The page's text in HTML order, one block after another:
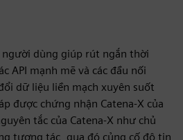
dùng giúp rút ngắn thời
API mạnh mẽ và các đầu nối
dữ liệu liền mạch xuyên suốt
được chứng nhận Catena-X của
tắc của Catena-X như chủ
tương tác, qua đó củng cố độ tin